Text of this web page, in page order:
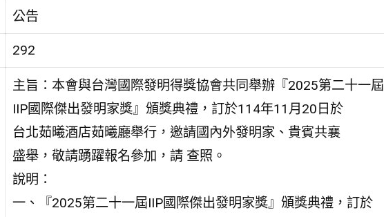
公告
292
主旨：本會與台灣國際發明得獎協會共同舉辦『2025第二十一屆
IIP國際傑出發明家獎』頒獎典禮，訂於114年11月20日於
台北茹曦酒店茹曦廳舉行，邀請國內外發明家、貴賓共襄
盛舉，敬請踴躍報名參加，請 查照。
說明：
一、『2025第二十一屆IIP國際傑出發明家獎』頒獎典禮，訂於